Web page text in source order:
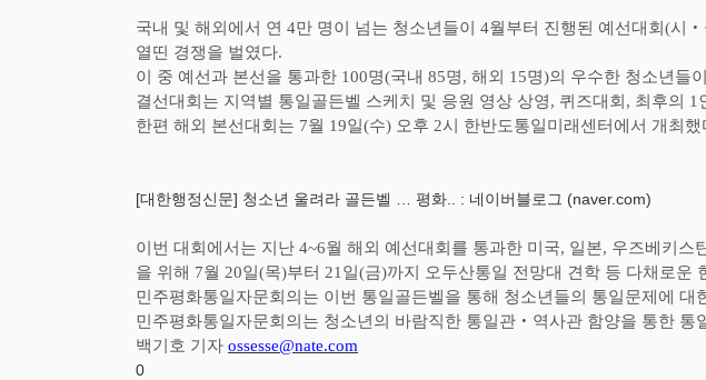
국내 및 해외에서 연 4만 명이 넘는 청소년들이 4월부터 진행된 예선대회 (시 ‧
열띤 경쟁을 벌였다.
이 중 예선과 본선을 통과한 100명(국내 85명, 해외 15명)의 우수한 청소년들
결선대회는 지역별 통일골든벨 스케치 및 응원 영상 상영, 퀴즈대회 , 최후의 1
한편 해외 본선대회는 7월 19일(수) 오후 2시 한반도통일미래센터에서 개최했
[대한행정신문] 청소년 울려라 골든벨 … 평화.. : 네이버블로그 (naver.com)
이번 대회에서는 지난 4~6월 해외 예선대회를 통과한 미국, 일본, 우즈베키스
을 위해 7월 20일(목)부터 21 일(금)까지 오두산통일 전망대 견학 등 다채로운
민주평화통일자문회의는 이번 통일골든벨을 통해 청소년들의 통일문제에 대
민주평화통일자문회의는 청소년의 바람직한 통일관 ‧ 역사관 함양을 통한 통
백기호 기자 ossesse@nate.com
0